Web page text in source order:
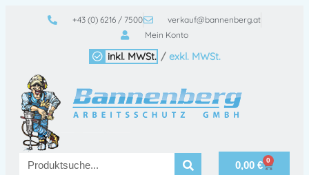
+43 (0) 6216 / 7500
verkauf@bannenberg.at
Mein Konto
inkl. MWSt. / exkl. MWSt.
0,00 € 0